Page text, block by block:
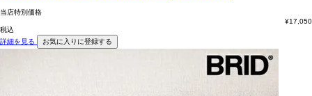
当店特別価格
¥17,050
税込
詳細を見る
お気に入りに登録する